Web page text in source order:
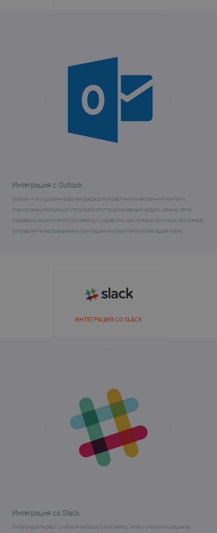
Интеграция с Outlook
Outlook — это удобная рабочая среда для управления электронной почтой и
планирования собраний. Используя этот подключаемый модуль, можно легко
создавать мероприятия ClickMeeting и управлять ими прямо в почтовой программе.
Отправляйте настраиваемые приглашения и работайте более эффективно.
ИНТЕГРАЦИЯ СО SLACK
Интеграция со Slack
Интегрируйте Slack с учетной записью ClickMeeting, чтобы упростить решение